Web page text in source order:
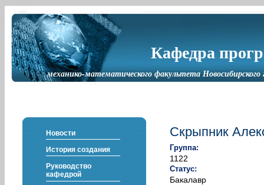
Кафедра
механико-математического факультета Новосибирского
Скрыпник
Группа:
1122
Статус:
Бакалавр
Новости
История создания
Руководство
кафедрой